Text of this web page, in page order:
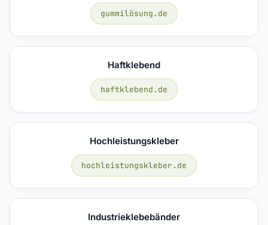
gummilösung.de
Haftklebend
haftklebend.de
Hochleistungskleber
hochleistungskleber.de
Industrieklebebänder